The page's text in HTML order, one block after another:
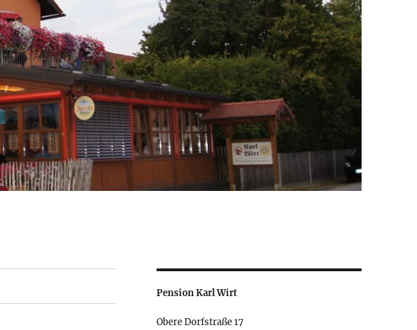
Pension Karl Wirt
Obere Dorfstraße 17